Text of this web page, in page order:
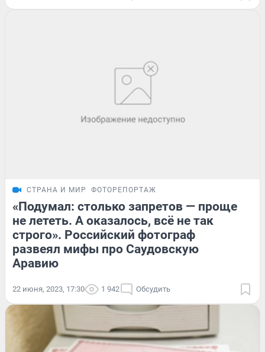
СТРАНА И МИР ФОТОРЕПОРТАЖ
«Подумал: столько запретов — проще
не лететь. А оказалось, всё не так
строго». Российский фотограф
развеял мифы про Саудовскую
Аравию
22 июня, 2023, 17:30 1 942 Обсудить